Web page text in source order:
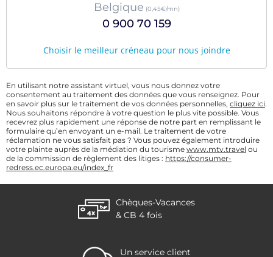
Belgique (0,45€/mn)
0 900 70 159
Choisir le meilleur créneau pour nous joindre
En utilisant notre assistant virtuel, vous nous donnez votre
consentement au traitement des données que vous renseignez. Pour
en savoir plus sur le traitement de vos données personnelles, cliquez ici.
Nous souhaitons répondre à votre question le plus vite possible. Vous
recevrez plus rapidement une réponse de notre part en remplissant le
formulaire qu’en envoyant un e-mail. Le traitement de votre
réclamation ne vous satisfait pas ? Vous pouvez également introduire
votre plainte auprès de la médiation du tourisme www.mtv.travel ou
de la commission de règlement des litiges : https://consumer-
redress.ec.europa.eu/index_fr
Chèques-Vacances
& CB 4 fois
Un service client